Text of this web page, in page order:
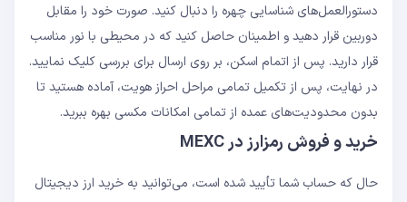
دستورالعمل‌های شناسایی چهره را دنبال کنید. صورت خود را مقابل
دوربین قرار دهید و اطمینان حاصل کنید که در محیطی با نور مناسب
قرار دارید. پس از اتمام اسکن، بر روی ارسال برای بررسی کلیک نمایید.
در نهایت، پس از تکمیل تمامی مراحل احراز هویت، آماده هستید تا
بدون محدودیت‌های عمده از تمامی امکانات مکسی بهره ببرید.
خرید و فروش رمزارز در MEXC
حال که حساب شما تأیید شده است، می‌توانید به خرید ارز دیجیتال